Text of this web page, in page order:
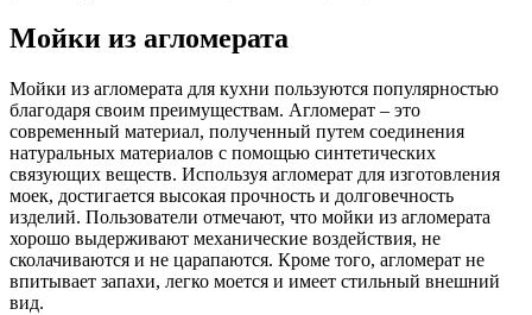
Мойки из агломерата
Мойки из агломерата для кухни пользуются популярностью
благодаря своим преимуществам. Агломерат – это
современный материал, полученный путем соединения
натуральных материалов с помощью синтетических
связующих веществ. Используя агломерат для изготовления
моек, достигается высокая прочность и долговечность
изделий. Пользователи отмечают, что мойки из агломерата
хорошо выдерживают механические воздействия, не
сколачиваются и не царапаются. Кроме того, агломерат не
впитывает запахи, легко моется и имеет стильный внешний
вид.